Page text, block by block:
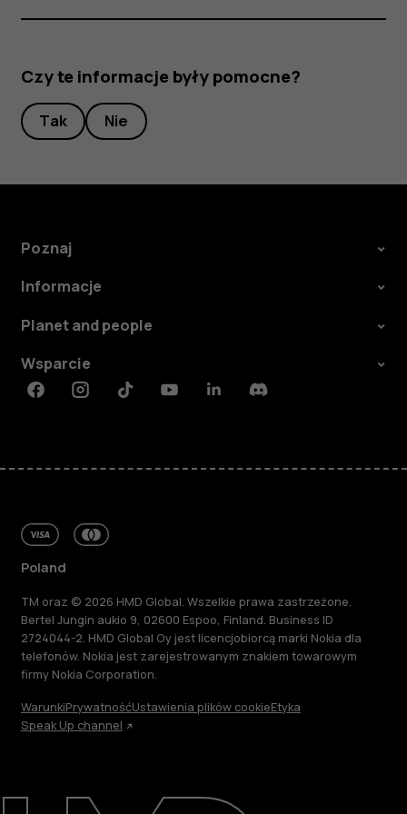
Naprawa i recykling
Czy te informacje były pomocne?
Tak Nie
Poznaj
Informacje
Planet and people
Wsparcie
FacebookInstagramTiktokYoutubeLinkedinDiscord
Poland
TM oraz © 2026 HMD Global. Wszelkie prawa zastrzeżone.
Bertel Jungin aukio 9, 02600 Espoo, Finland. Business ID
2724044-2. HMD Global Oy jest licencjobiorcą marki Nokia dla
telefonów. Nokia jest zarejestrowanym znakiem towarowym
firmy Nokia Corporation.
WarunkiPrywatnośćUstawienia plików cookieEtyka
Speak Up channel